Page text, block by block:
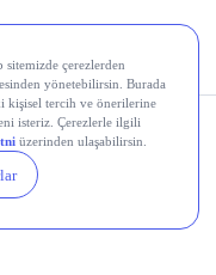
Yasal
Duyurular
Çerez